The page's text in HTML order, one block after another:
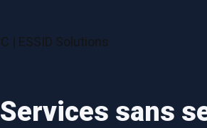
Services sans